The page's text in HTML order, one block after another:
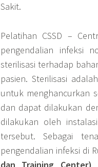
Sakit.
Pelatihan CSSD –
pengendalian infeksi
sterilisasi terhadap
pasien. Sterilisasi
untuk menghancurkan
dan dapat dilakukan
dilakukan oleh
tersebut. Sebagai
pengendalian infeksi di